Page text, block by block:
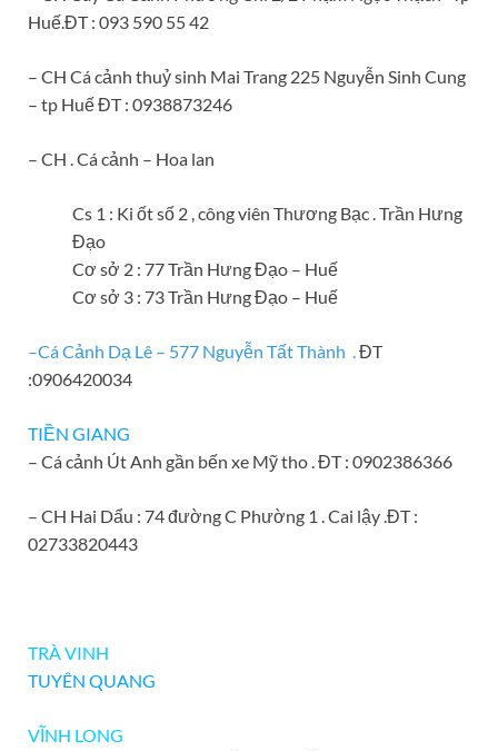
Huế.ĐT : 093 590 55 42
– CH Cá cảnh thuỷ sinh Mai Trang 225 Nguyễn Sinh Cung
– tp Huế ĐT : 0938873246
– CH . Cá cảnh – Hoa lan
Cs 1 : Ki ốt số 2 , công viên Thương Bạc . Trần Hưng
Đạo
Cơ sở 2 : 77 Trần Hưng Đạo – Huế
Cơ sở 3 : 73 Trần Hưng Đạo – Huế
–Cá Cảnh Dạ Lê – 577 Nguyễn Tất Thành .ĐT
:0906420034
TIỀN GIANG
– Cá cảnh Út Anh gần bến xe Mỹ tho . ĐT : 0902386366
– CH Hai Dẩu : 74 đường C Phường 1 . Cai lậy .ĐT :
02733820443
TRÀ VINH
TUYÊN QUANG
VĨNH LONG